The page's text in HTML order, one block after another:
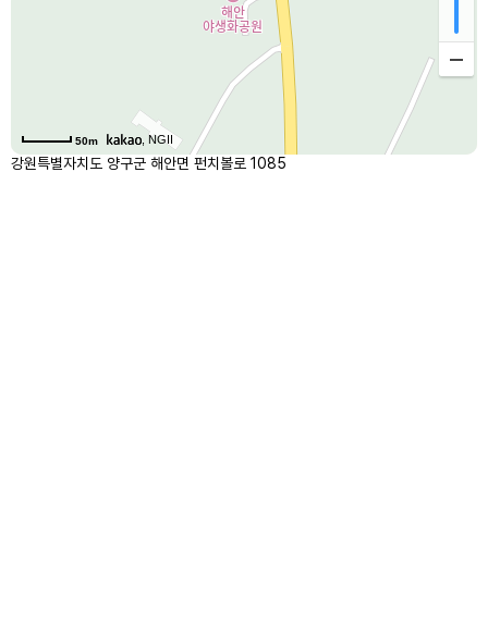
50m , NGII
강원특별자치도 양구군 해안면 펀치볼로 1085